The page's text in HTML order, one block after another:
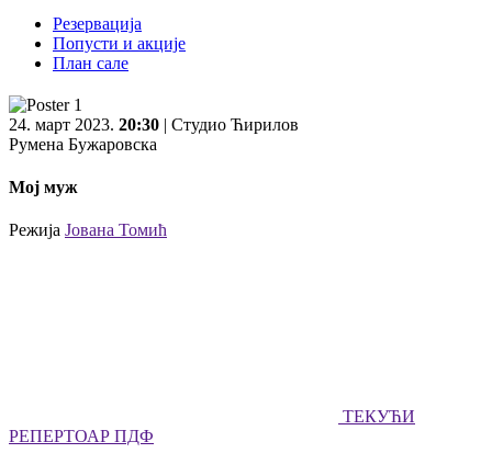
Резервација
Попусти и акције
План сале
24. март 2023. 20:30 | Студио Ћирилов
Румена Бужаровска
Мој муж
Режија Јована Томић
ТЕКУЋИ
РЕПЕРТОАР ПДФ